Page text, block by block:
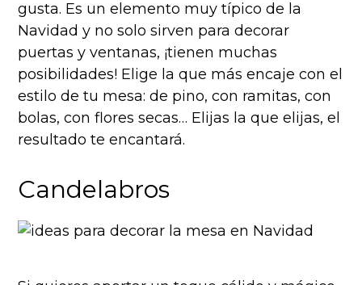
gusta. Es un elemento muy típico de la
Navidad y no solo sirven para decorar
puertas y ventanas, ¡tienen muchas
posibilidades! Elige la que más encaje con el
estilo de tu mesa: de pino, con ramitas, con
bolas, con flores secas… Elijas la que elijas, el
resultado te encantará.
Candelabros